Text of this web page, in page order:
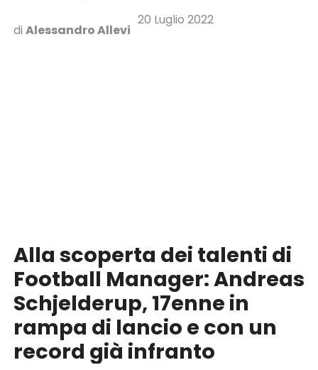
di Alessandro Allevi
20 Luglio 2022
Alla scoperta dei talenti di
Football Manager: Andreas
Schjelderup, 17enne in
rampa di lancio e con un
record già infranto